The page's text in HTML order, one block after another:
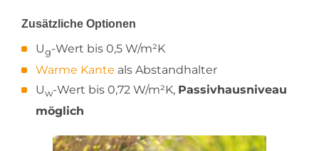
Zusätzliche Optionen
Ug-Wert bis 0,5 W/m²K
Warme Kante als Abstandhalter
Uw-Wert bis 0,72 W/m²K, Passivhausniveau
möglich